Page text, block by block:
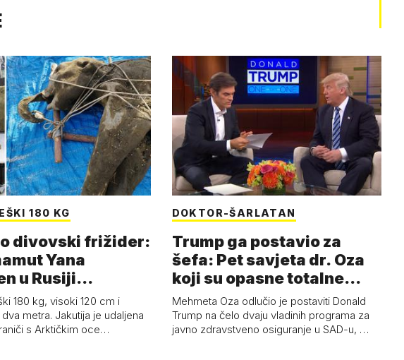
180 KG
divovski frižider:
Yana
u Rusiji
je…
180 kg, visoki 120 cm i
metra. Jakutija je udaljena
s Arktičkim oce…
DOKTOR-ŠARLATAN
Trump ga postavio za
šefa: Pet savjeta dr. Oza
koji su opasne totalne
budalašti…
Mehmeta Oza odlučio je postaviti Donald
Trump na čelo dvaju vladinih programa za
javno zdravstveno osiguranje u SAD-u, …